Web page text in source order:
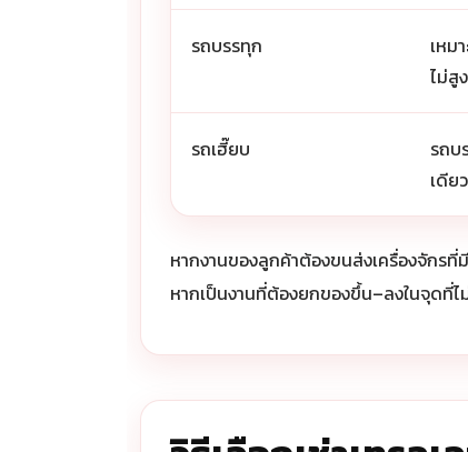
รถบรรทุก
เหม
ไม่สู
รถเฮี๊ยบ
รถบ
เดียว
หากงานของลูกค้าต้องขนส่งเครื่องจักรที่
หากเป็นงานที่ต้องยกของขึ้น–ลงในจุดที่